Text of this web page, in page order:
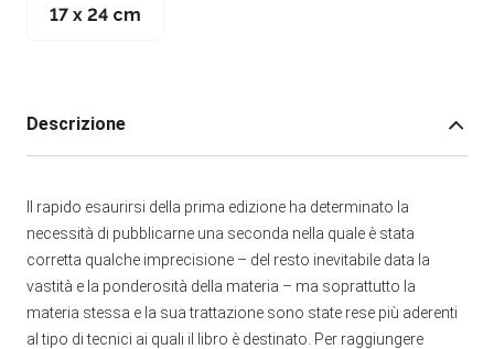
17 x 24 cm
Descrizione
Il rapido esaurirsi della prima edizione ha determinato la
necessità di pubblicarne una seconda nella quale è stata
corretta qualche imprecisione – del resto inevitabile data la
vastità e la ponderosità della materia – ma soprattutto la
materia stessa e la sua trattazione sono state rese più aderenti
al tipo di tecnici ai quali il libro è destinato. Per raggiungere